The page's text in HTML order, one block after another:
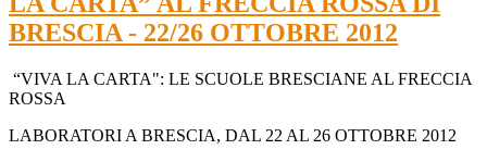
BRESCIA - 22/26 OTTOBRE 2012
“VIVA LA CARTA": LE SCUOLE BRESCIANE AL FRECCIA
ROSSA
LABORATORI A BRESCIA, DAL 22 AL 26 OTTOBRE 2012